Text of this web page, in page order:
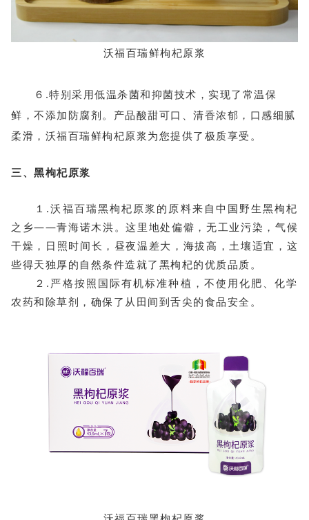
沃福百瑞鲜枸杞原浆
６.特别采用低温杀菌和抑菌技术，实现了常温保
鲜，不添加防腐剂。产品酸甜可口、清香浓郁，口感细腻
柔滑，沃福百瑞鲜枸杞原浆为您提供了极质享受。
三、黑枸杞原浆
１.沃福百瑞黑枸杞原浆的原料来自中国野生黑枸杞
之乡——青海诺木洪。这里地处偏僻 ，无工业污染，气候
干燥，日照时间长，昼夜温差大，海拔高，土壤适宜，这
些得天独厚的自然条件造就了黑枸杞的优质品质。
２.严格按照国际有机标准种植，不使用化肥、化学
农药和除草剂，确保了从田间到舌尖的食品安全。